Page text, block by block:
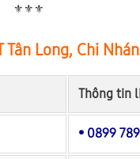
⚜️⚜️⚜️
Tân Long, Chi
Thông tin
• 0899